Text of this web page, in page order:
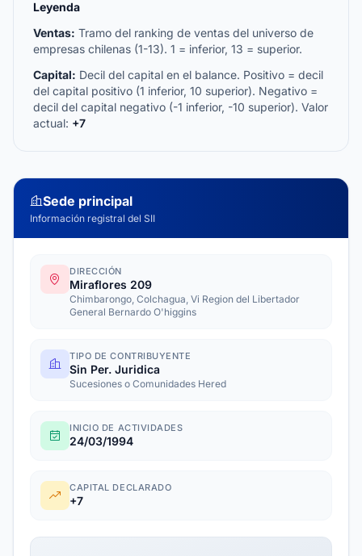
Leyenda
Ventas: Tramo del ranking de ventas del universo de
empresas chilenas (1-13). 1 = inferior, 13 = superior.
Capital: Decil del capital en el balance. Positivo = decil
del capital positivo (1 inferior, 10 superior). Negativo =
decil del capital negativo (-1 inferior, -10 superior). Valor
actual: +7
Sede principal
Información registral del SII
DIRECCIÓN
Miraflores 209
Chimbarongo, Colchagua, Vi Region del Libertador
General Bernardo O'higgins
TIPO DE CONTRIBUYENTE
Sin Per. Juridica
Sucesiones o Comunidades Hered
INICIO DE ACTIVIDADES
24/03/1994
CAPITAL DECLARADO
+7